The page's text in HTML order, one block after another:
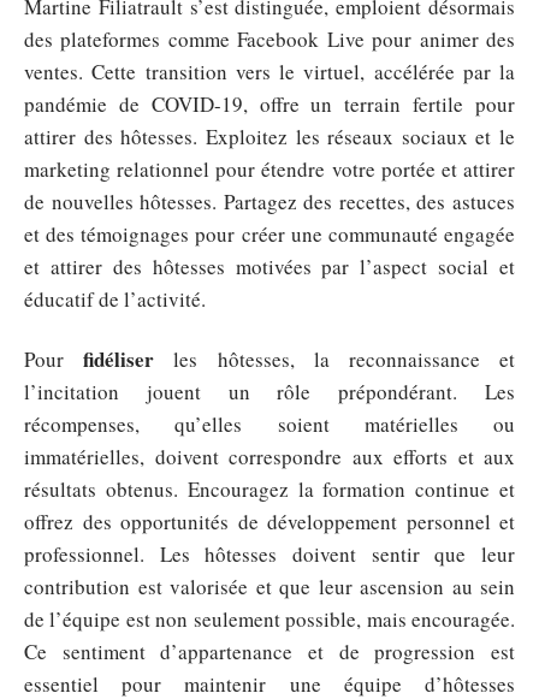
Martine Filiatrault s’est distinguée, emploient désormais
des plateformes comme Facebook Live pour animer des
ventes. Cette transition vers le virtuel, accélérée par la
pandémie de COVID-19, offre un terrain fertile pour
attirer des hôtesses. Exploitez les réseaux sociaux et le
marketing relationnel pour étendre votre portée et attirer
de nouvelles hôtesses. Partagez des recettes, des astuces
et des témoignages pour créer une communauté engagée
et attirer des hôtesses motivées par l’aspect social et
éducatif de l’activité.
Pourfidéliser les hôtesses, la reconnaissance et
l’incitation jouent un rôle prépondérant. Les
récompenses, qu’elles soient matérielles ou
immatérielles, doivent correspondre aux efforts et aux
résultats obtenus. Encouragez la formation continue et
offrez des opportunités de développement personnel et
professionnel. Les hôtesses doivent sentir que leur
contribution est valorisée et que leur ascension au sein
de l’équipe est non seulement possible, mais encouragée.
Ce sentiment d’appartenance et de progression est
essentiel pour maintenir une équipe d’hôtesses